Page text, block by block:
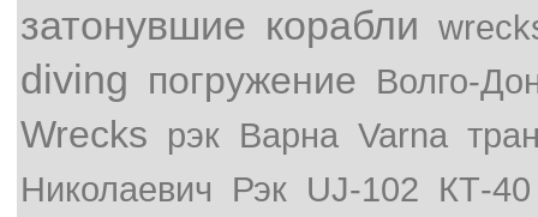
затонувшие корабли
diving погружение Волго-
Wrecks рэк Варна Varna
Николаевич
Рэк UJ-102 КТ-40